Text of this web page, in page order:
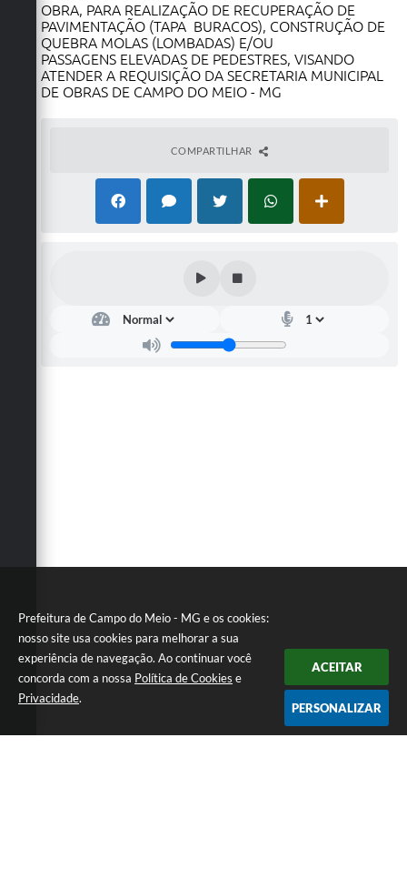
Prefeitura de Campo do Meio - MG e os cookies:
nosso site usa cookies para melhorar a sua
experiência de navegação. Ao continuar você
concorda com a nossa Política de Cookies e
Privacidade.
ACEITAR
PERSONALIZAR
OBRA, PARA REALIZAÇÃO DE RECUPERAÇÃO DE
PAVIMENTAÇÃO (TAPA BURACOS), CONSTRUÇÃO DE
QUEBRA MOLAS (LOMBADAS) E/OU
PASSAGENS ELEVADAS DE PEDESTRES, VISANDO
ATENDER A REQUISIÇÃO DA SECRETARIA MUNICIPAL
DE OBRAS DE CAMPO DO MEIO - MG
COMPARTILHAR